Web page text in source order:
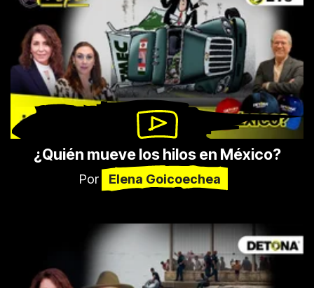
¿Quién mueve los hilos en México?
Por Elena Goicoechea